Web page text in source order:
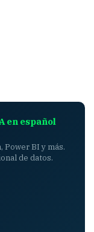
en español
Power BI y más.
de datos.